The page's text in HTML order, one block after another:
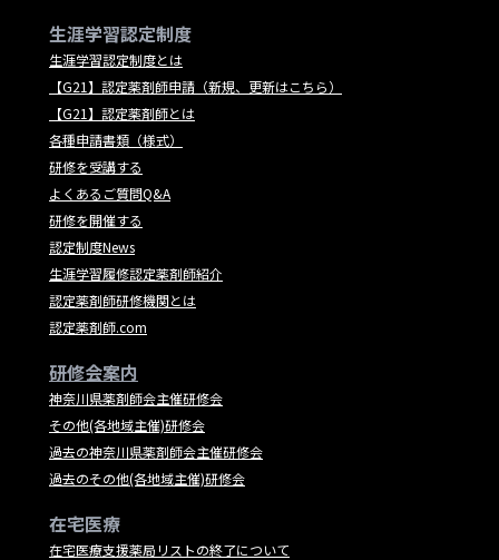
生涯学習認定制度
生涯学習認定制度とは
【G21】認定薬剤師申請（新規、更新はこちら）
【G21】認定薬剤師とは
各種申請書類（様式）
研修を受講する
よくあるご質問Q&A
研修を開催する
認定制度News
生涯学習履修認定薬剤師紹介
認定薬剤師研修機関とは
認定薬剤師.com
研修会案内
神奈川県薬剤師会主催研修会
その他(各地域主催)研修会
過去の神奈川県薬剤師会主催研修会
過去のその他(各地域主催)研修会
在宅医療
在宅医療支援薬局リストの終了について